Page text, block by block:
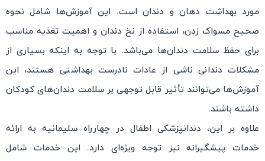
مورد بهداشت دهان و دندان است. این آموزش‌ها شامل نحوه
صحیح مسواک زدن، استفاده از نخ دندان و اهمیت تغذیه مناسب
برای حفظ سلامت دندان‌ها می‌باشد. با توجه به اینکه بسیاری از
مشکلات دندانی ناشی از عادات نادرست بهداشتی هستند، این
آموزش‌ها می‌توانند تأثیر قابل توجهی بر سلامت دندان‌های کودکان
داشته باشند.
علاوه بر این، دندانپزشکی اطفال در چهارراه سلیمانیه به ارائه
خدمات پیشگیرانه نیز توجه ویژه‌ای دارد. این خدمات شامل